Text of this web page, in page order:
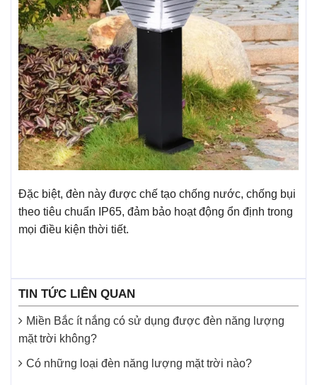
Đặc biệt, đèn này được chế tạo chống nước, chống bụi
theo tiêu chuẩn IP65, đảm bảo hoạt động ổn định trong
mọi điều kiện thời tiết.
TIN TỨC LIÊN QUAN
Miền Bắc ít nắng có sử dụng được đèn năng lượng
mặt trời không?
Có những loại đèn năng lượng mặt trời nào?